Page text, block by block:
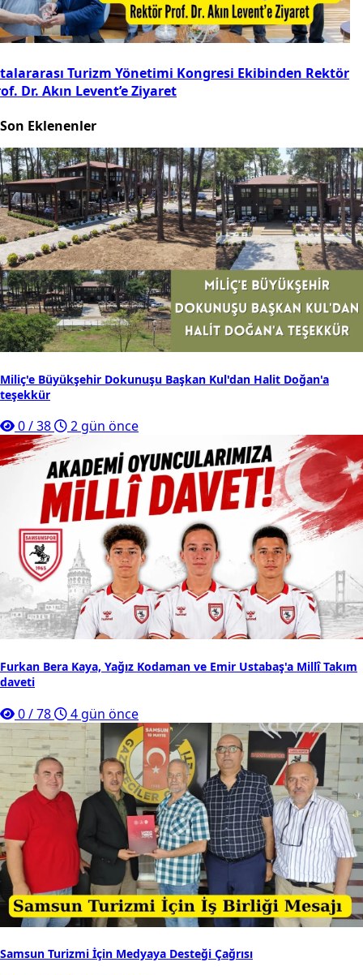
Turizm Yönetimi Kongresi Ekibinden Rektör
Dr. Akın Levent’e Ziyaret
Son Eklenenler
Miliç'e Büyükşehir Dokunuşu Başkan Kul'dan Halit Doğan'a
teşekkür
0/38 2 gün önce
Furkan Bera Kaya, Yağız Kodaman ve Emir Ustabaş'a Millî Takım
daveti
0/78 4 gün önce
Samsun Turizmi İçin Medyaya Desteği Çağrısı